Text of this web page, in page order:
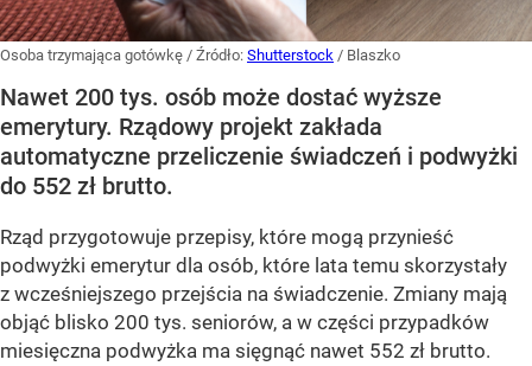
Osoba trzymająca gotówkę / Źródło: Shutterstock / Blaszko
Nawet 200 tys. osób może dostać wyższe
emerytury. Rządowy projekt zakłada
automatyczne przeliczenie świadczeń i podwyżki
do 552 zł brutto.
Rząd przygotowuje przepisy, które mogą przynieść
podwyżki emerytur dla osób, które lata temu skorzystały
z wcześniejszego przejścia na świadczenie. Zmiany mają
objąć blisko 200 tys. seniorów, a w części przypadków
miesięczna podwyżka ma sięgnąć nawet 552 zł brutto.